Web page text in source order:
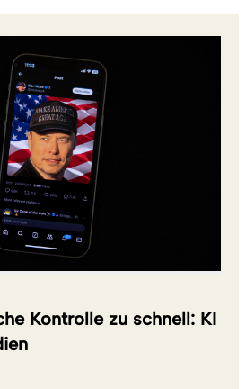
Kontrolle zu schnell: KI